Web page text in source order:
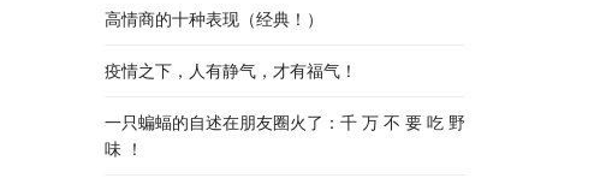
高情商的十种表现（经典！）
疫情之下，人有静气，才有福气！
一只蝙蝠的自述在朋友圈火了：千 万 不 要 吃 野
味 ！